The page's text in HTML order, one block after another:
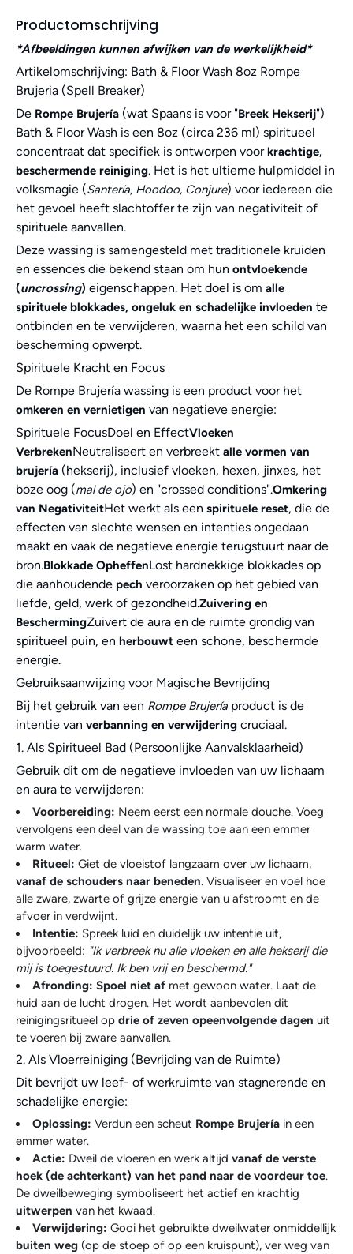
Productomschrijving
*Afbeeldingen kunnen afwijken van de werkelijkheid*
Artikelomschrijving: Bath & Floor Wash 8oz Rompe
Brujeria (Spell Breaker)
De Rompe Brujería (wat Spaans is voor "Breek Hekserij")
Bath & Floor Wash is een 8oz (circa 236 ml) spiritueel
concentraat dat specifiek is ontworpen voorkrachtige,
beschermende reiniging. Het is het ultieme hulpmiddel in
volksmagie (Santería, Hoodoo, Conjure) voor iedereen die
het gevoel heeft slachtoffer te zijn van negativiteit of
spirituele aanvallen.
Deze wassing is samengesteld met traditionele kruiden
en essences die bekend staan om hun ontvloekende
(uncrossing) eigenschappen. Het doel is om alle
spirituele blokkades, ongeluk en schadelijke invloeden te
ontbinden en te verwijderen, waarna het een schild van
bescherming opwerpt.
Spirituele Kracht en Focus
De Rompe Brujería wassing is een product voor het
omkeren en vernietigen van negatieve energie:
Spirituele FocusDoel en EffectVloeken
VerbrekenNeutraliseert en verbreekt alle vormen van
brujería (hekserij), inclusief vloeken, hexen, jinxes, het
boze oog (mal de ojo) en "crossed conditions".Omkering
van NegativiteitHet werkt als een spirituele reset, die de
effecten van slechte wensen en intenties ongedaan
maakt en vaak de negatieve energie terugstuurt naar de
bron.Blokkade OpheffenLost hardnekkige blokkades op
die aanhoudende pech veroorzaken op het gebied van
liefde, geld, werk of gezondheid.Zuivering en
BeschermingZuivert de aura en de ruimte grondig van
spiritueel puin, en herbouwt een schone, beschermde
energie.
Gebruiksaanwijzing voor Magische Bevrijding
Bij het gebruik van een Rompe Brujería product is de
intentie van verbanning en verwijdering cruciaal.
1. Als Spiritueel Bad (Persoonlijke Aanvalsklaarheid)
Gebruik dit om de negatieve invloeden van uw lichaam
en aura te verwijderen:
Voorbereiding: Neem eerst een normale douche. Voeg
vervolgens een deel van de wassing toe aan een emmer
warm water.
Ritueel: Giet de vloeistof langzaam over uw lichaam,
vanaf de schouders naar beneden. Visualiseer en voel hoe
alle zware, zwarte of grijze energie van u afstroomt en de
afvoer in verdwijnt.
Intentie: Spreek luid en duidelijk uw intentie uit,
bijvoorbeeld: "Ik verbreek nu alle vloeken en alle hekserij die
mij is toegestuurd. Ik ben vrij en beschermd."
Afronding: Spoel niet af met gewoon water. Laat de
huid aan de lucht drogen. Het wordt aanbevolen dit
reinigingsritueel op drie of zeven opeenvolgende dagen uit
te voeren bij zware aanvallen.
2. Als Vloerreiniging (Bevrijding van de Ruimte)
Dit bevrijdt uw leef- of werkruimte van stagnerende en
schadelijke energie:
Oplossing: Verdun een scheut Rompe Brujería in een
emmer water.
Actie: Dweil de vloeren en werk altijd vanaf de verste
hoek (de achterkant) van het pand naar de voordeur toe.
De dweilbeweging symboliseert het actief en krachtig
uitwerpen van het kwaad.
Verwijdering: Gooi het gebruikte dweilwater onmiddellijk
buiten weg (op de stoep of op een kruispunt), ver weg van